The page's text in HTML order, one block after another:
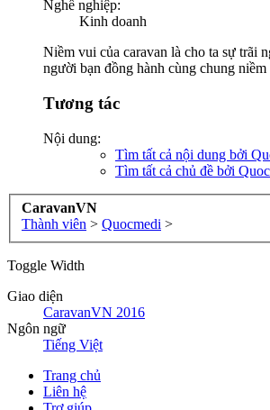
Nghề nghiệp:
Kinh doanh
Niềm vui của caravan là cho ta sự trãi
người bạn đồng hành cùng chung
Tương tác
Nội dung:
Tìm tất cả nội dung bởi
Tìm tất cả chủ đề bởi
CaravanVN
Thành viên > Quocmedi >
Toggle Width
Giao diện
CaravanVN 2016
Ngôn ngữ
Tiếng Việt
Trang chủ
Liên hệ